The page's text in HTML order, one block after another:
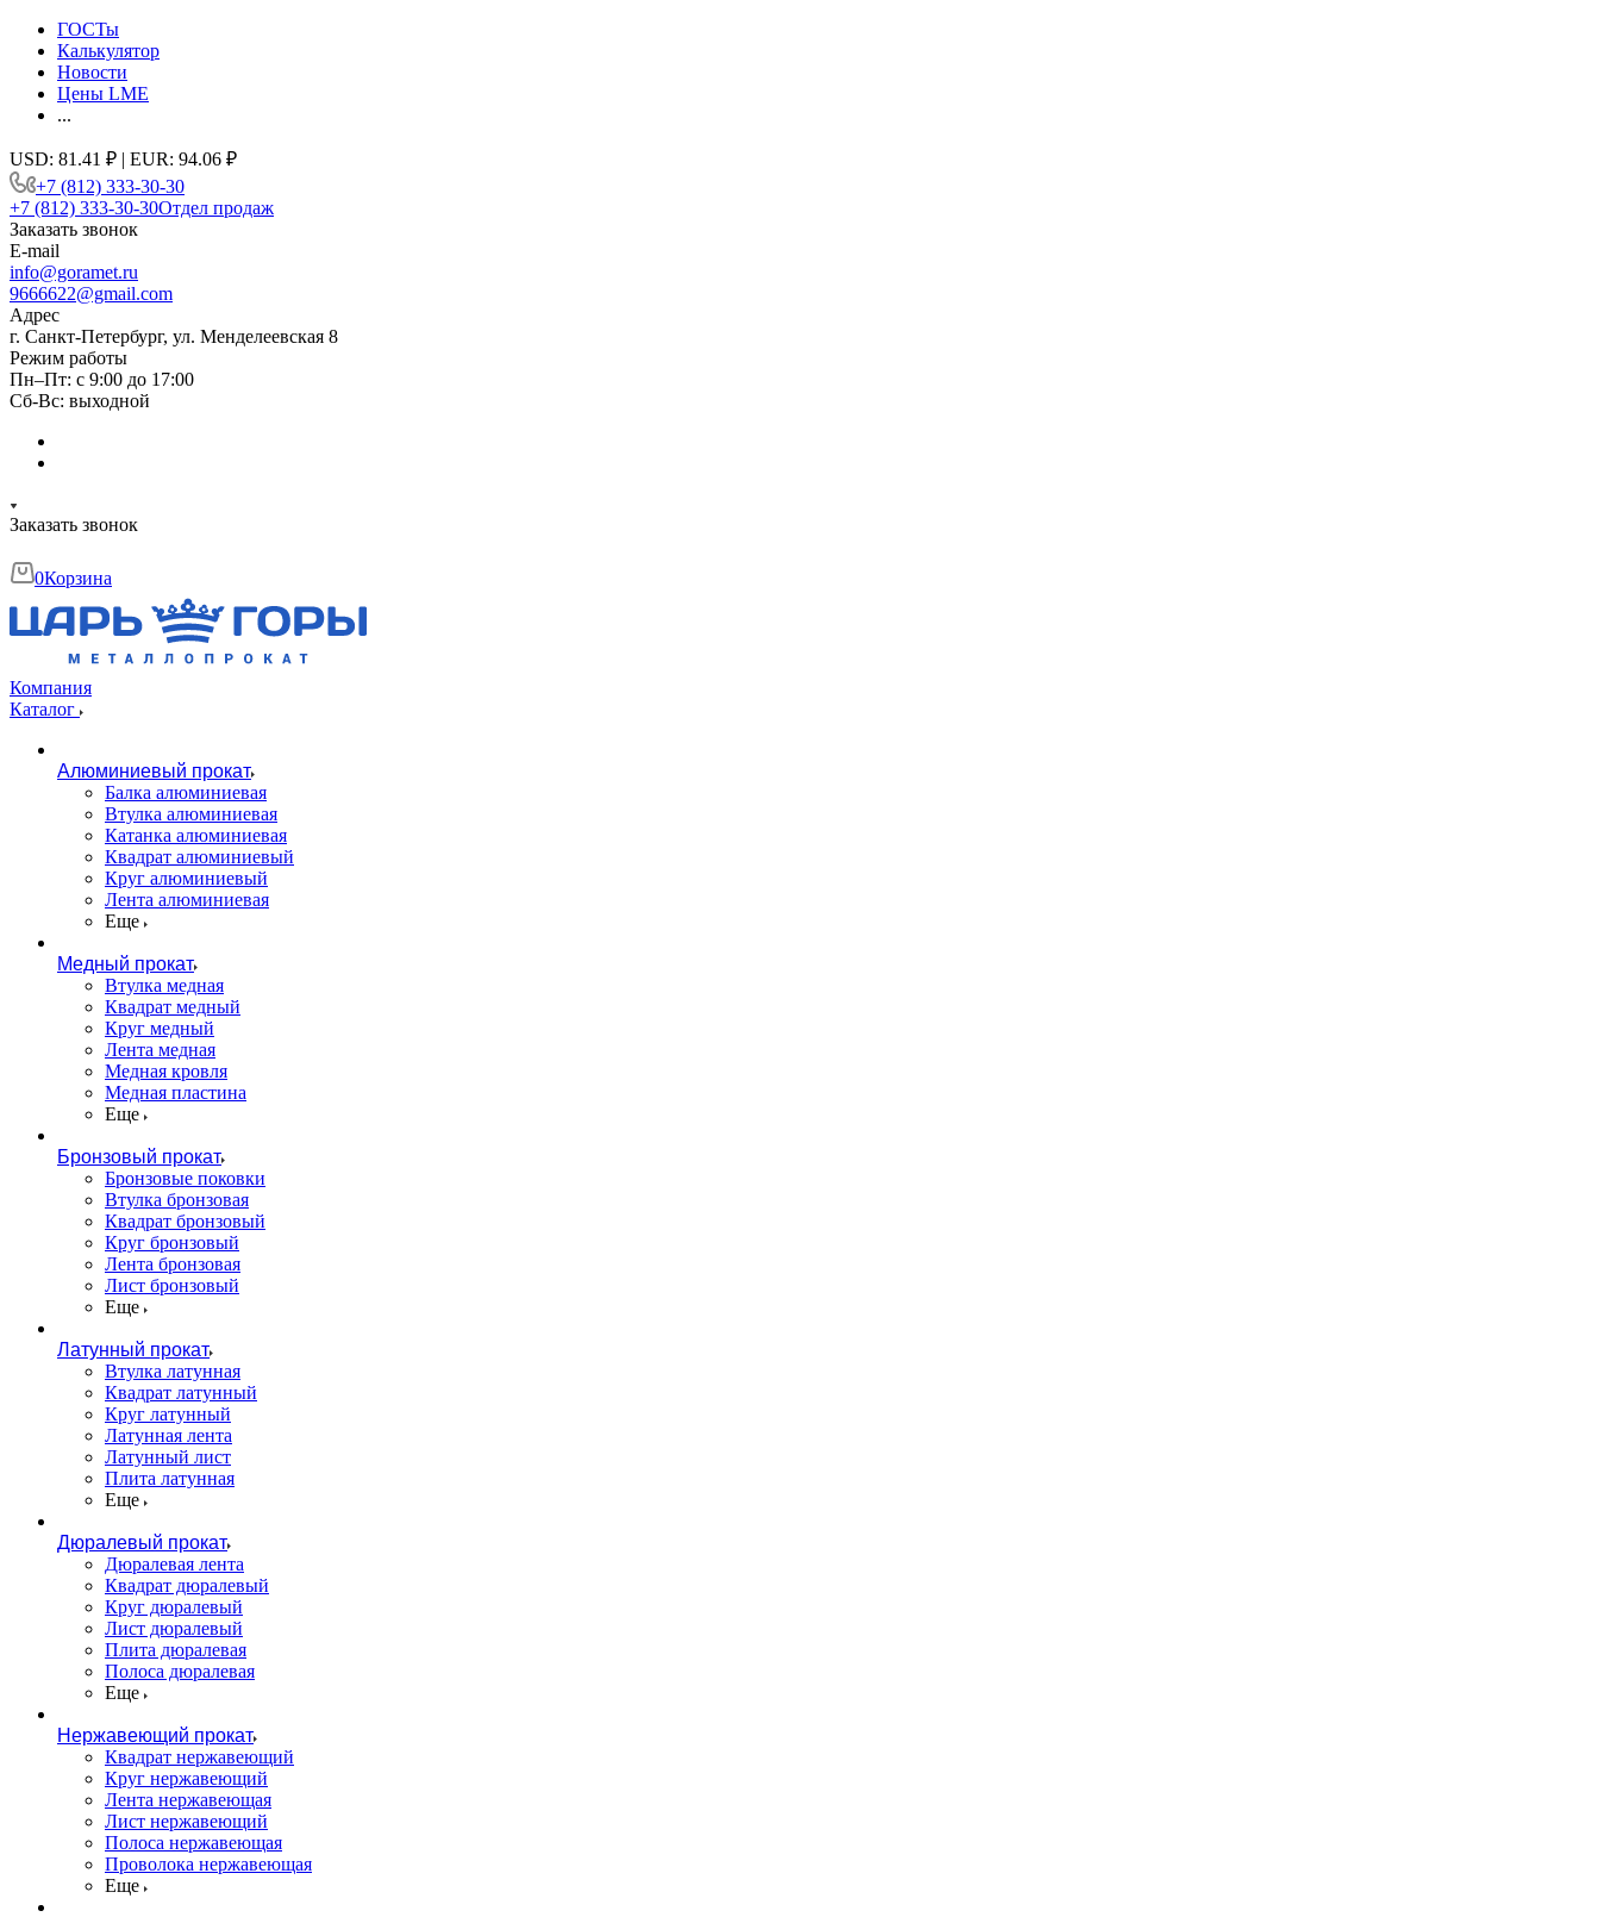
ГОСТы
Калькулятор
Новости
Цены LME
...
USD: 81.41 ₽ | EUR: 94.06 ₽
+7 (812) 333-30-30
+7 (812) 333-30-30Отдел продаж
Заказать звонок
E-mail
info@goramet.ru
9666622@gmail.com
Адрес
г. Санкт-Петербург, ул. Менделеевская 8
Режим работы
Пн–Пт: с 9:00 до 17:00
Сб-Вс: выходной
Заказать звонок
0Корзина
Компания
Каталог
Алюминиевый прокат
Балка алюминиевая
Втулка алюминиевая
Катанка алюминиевая
Квадрат алюминиевый
Круг алюминиевый
Лента алюминиевая
Еще
Медный прокат
Втулка медная
Квадрат медный
Круг медный
Лента медная
Медная кровля
Медная пластина
Еще
Бронзовый прокат
Бронзовые поковки
Втулка бронзовая
Квадрат бронзовый
Круг бронзовый
Лента бронзовая
Лист бронзовый
Еще
Латунный прокат
Втулка латунная
Квадрат латунный
Круг латунный
Латунная лента
Латунный лист
Плита латунная
Еще
Дюралевый прокат
Дюралевая лента
Квадрат дюралевый
Круг дюралевый
Лист дюралевый
Плита дюралевая
Полоса дюралевая
Еще
Нержавеющий прокат
Квадрат нержавеющий
Круг нержавеющий
Лента нержавеющая
Лист нержавеющий
Полоса нержавеющая
Проволока нержавеющая
Еще